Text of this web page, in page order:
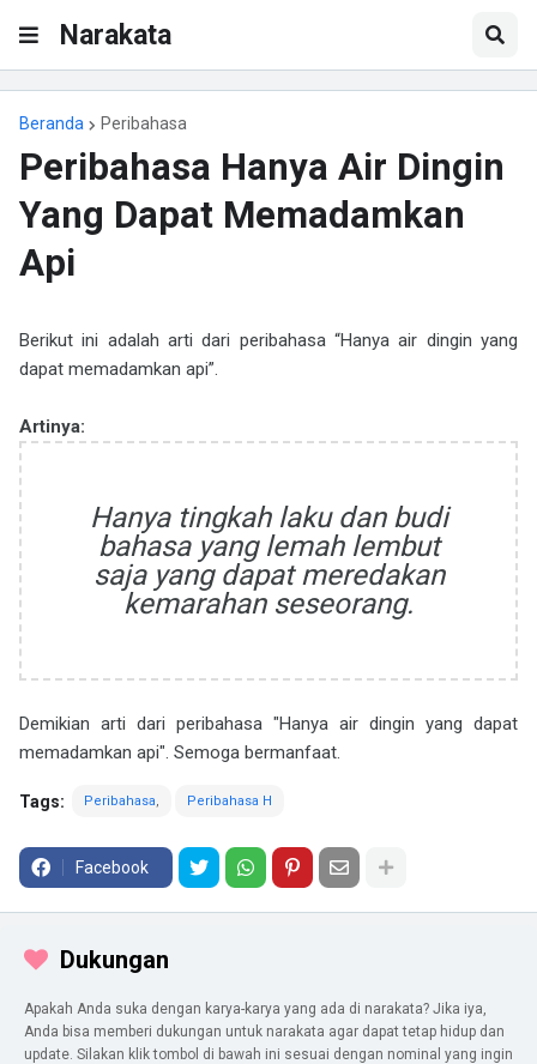
Narakata
Beranda Peribahasa
Peribahasa Hanya Air Dingin
Yang Dapat Memadamkan
Api
Berikut ini adalah arti dari peribahasa “Hanya air dingin yang
dapat memadamkan api”.
Artinya:
Hanya tingkah laku dan budi
bahasa yang lemah lembut
saja yang dapat meredakan
kemarahan seseorang.
Demikian arti dari peribahasa "Hanya air dingin yang dapat
memadamkan api". Semoga bermanfaat.
Tags: Peribahasa Peribahasa H
Facebook
Dukungan
Apakah Anda suka dengan karya-karya yang ada di narakata? Jika iya,
Anda bisa memberi dukungan untuk narakata agar dapat tetap hidup dan
update. Silakan klik tombol di bawah ini sesuai dengan nominal yang ingin